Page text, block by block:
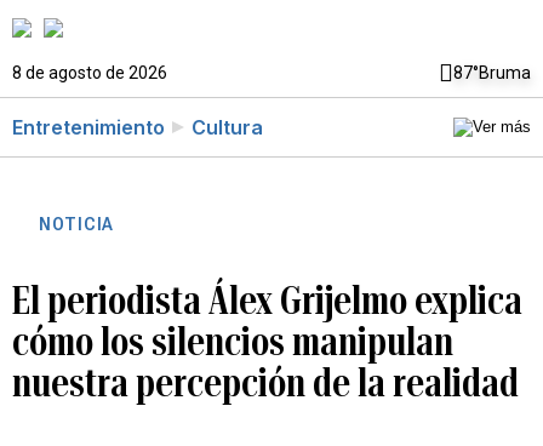
8 de agosto de 2026 87°Bruma
Entretenimiento Cultura
NOTICIA
El periodista Álex Grijelmo explica
cómo los silencios manipulan
nuestra percepción de la realidad